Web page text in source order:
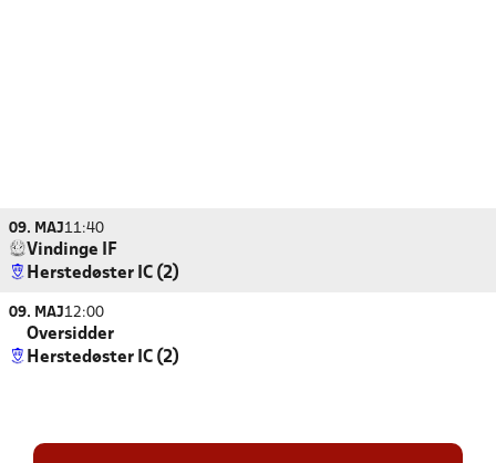
09. MAJ11:40
Vindinge IF
Herstedøster IC (2)
09. MAJ12:00
Oversidder
Herstedøster IC (2)